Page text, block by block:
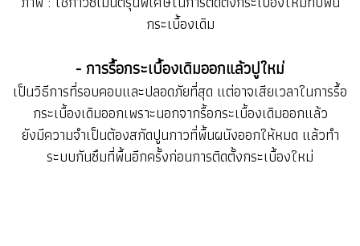
กระเบื้องเดิม
- การรื้อกระเบื้องเดิมออกแล้วปูใหม่
เป็นวิธีการที่รอบคอบและปลอดภัยที่สุด แต่อาจเสียเวลาในการรื้อ
กระเบื้องเดิมออกเพราะนอกจากรื้อกระเบื้องเดิมออกแล้ว
ยังมีความจำเป็นต้องสกัดปูนกาวที่พื้นผนังออกให้หมด แล้วทำ
ระบบกันซึมที่พื้นอีกครั้งก่อนการติดตั้งกระเบื้องใหม่